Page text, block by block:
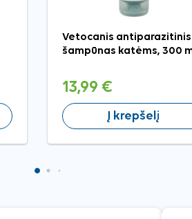
Vetocanis antiparazitinis
šampūnas katėms, 300
13,99 €
Į krepšelį